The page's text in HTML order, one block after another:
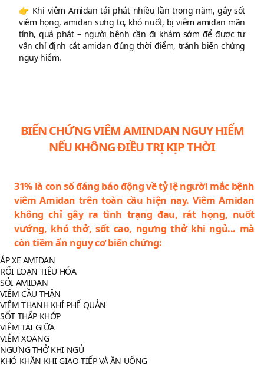
👉 Khi viêm Amidan tái phát nhiều lần trong năm, gây sốt
viêm họng, amidan sưng to, khó nuốt, bị viêm amidan mãn
tính, quá phát – người bệnh cần đi khám sớm để được tư
vấn chỉ định cắt amidan đúng thời điểm, tránh biến chứng
nguy hiểm.
BIẾN CHỨNG VIÊM AMINDAN NGUY HIỂM
NẾU KHÔNG ĐIỀU TRỊ KỊP THỜI
31% là con số đáng báo động về tỷ lệ người mắc bệnh
viêm Amidan trên toàn cầu hiện nay. Viêm Amidan
không chỉ gây ra tình trạng đau, rát họng, nuốt
vướng, khó thở, sốt cao, ngưng thở khi ngủ... mà
còn tiềm ẩn nguy cơ biến chứng:
XE AMIDAN
LOẠN TIÊU HÓA
AMIDAN
CẦU THẬN
THANH KHÍ PHẾ QUẢN
THẤP KHỚP
TAI GIỮA
XOANG
THỞ KHI NGỦ
KHĂN KHI GIAO TIẾP VÀ ĂN UỐNG